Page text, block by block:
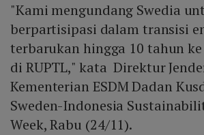
"Kami mengundang Swedia
berpartisipasi dalam transisi
terbarukan hingga 10 tahun
di RUPTL," kata Direktur
Kementerian ESDM Dadan
Sweden-Indonesia
Week, Rabu (24/11).